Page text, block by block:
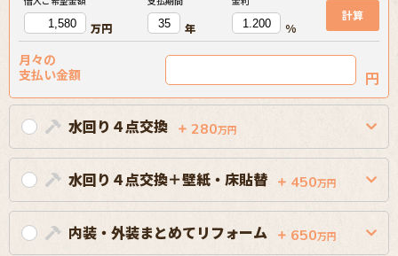
万円 年 %
計算
月々の
支払い金額
円
水回り４点交換 280万円
水回り４点交換＋壁紙・床貼替 450万円
内装・外装まとめてリフォーム 650万円